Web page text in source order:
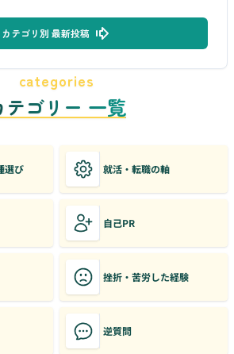
カテゴリ別 最新投稿
categories
テゴリー 一覧
選び 就活・転職の軸
自己PR
挫折・苦労した経験
逆質問